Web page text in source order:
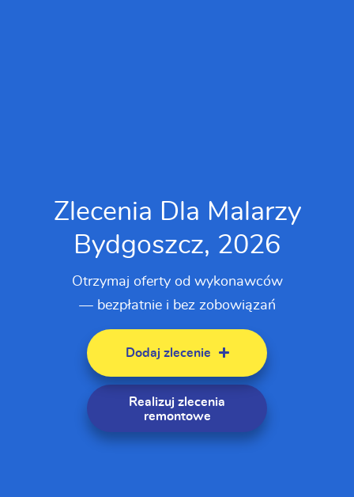
Zlecenia Dla Malarzy
Bydgoszcz, 2026
Otrzymaj oferty od wykonawców
— bezpłatnie i bez zobowiązań
Dodaj zlecenie
Realizuj zlecenia
remontowe